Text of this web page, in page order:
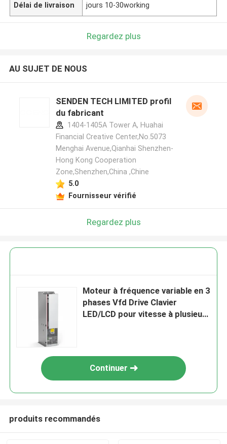
Délai de livraison jours 10-30working
Regardez plus
AU SUJET DE NOUS
SENDEN TECH LIMITED profil
du fabricant
1404-1405A Tower A, Huahai
Financial Creative Center,No.5073
Menghai Avenue,Qianhai Shenzhen-
Hong Kong Cooperation
Zone,Shenzhen,China ,Chine
5.0
Fournisseur vérifié
Regardez plus
Moteur à fréquence variable en 3
phases Vfd Drive Clavier
LED/LCD pour vitesse à plusieurs
Continuer
produits recommandés